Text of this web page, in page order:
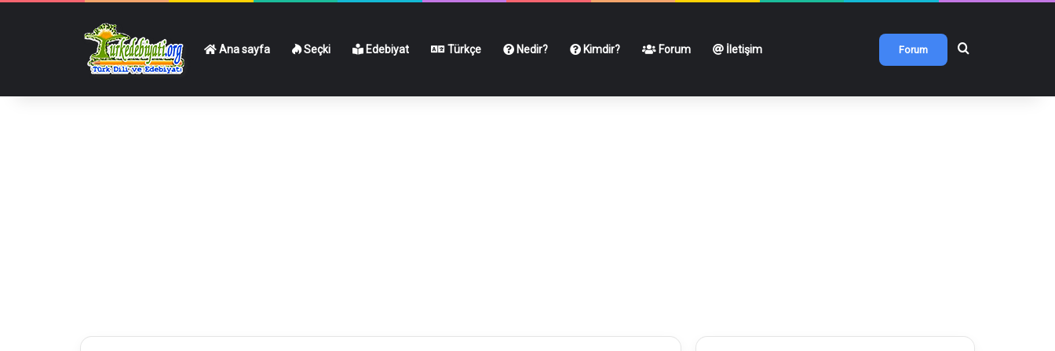
Ana sayfa Seçki Edebiyat Türkçe Nedir? Kimdir? Forum İletişim Forum Arama yap ...